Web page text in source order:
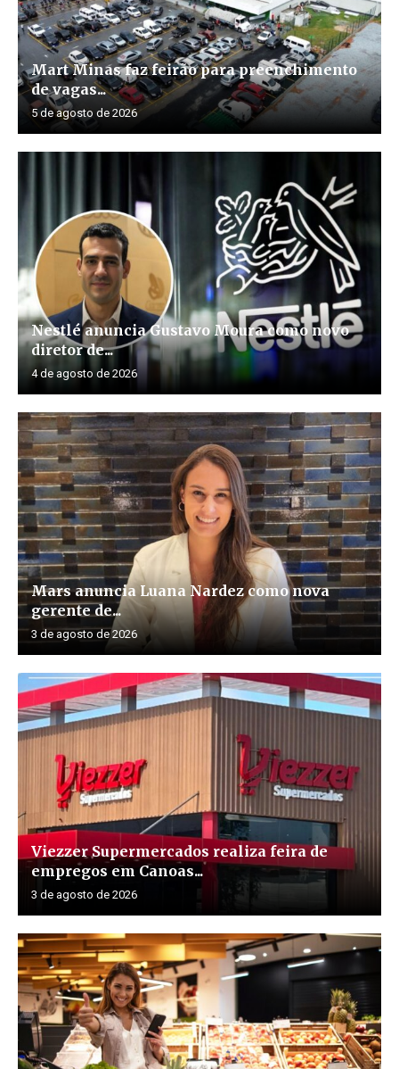
Mart Minas faz feirão para preenchimento
de vagas...
5 de agosto de 2026
Nestlé anuncia Gustavo Moura como novo
diretor de...
4 de agosto de 2026
Mars anuncia Luana Nardez como nova
gerente de...
3 de agosto de 2026
Viezzer Supermercados realiza feira de
empregos em Canoas...
3 de agosto de 2026